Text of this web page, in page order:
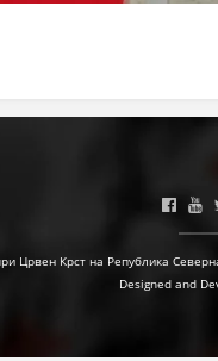
ЕДУКАТИВНО
Црвен Крст на Република
Designed and